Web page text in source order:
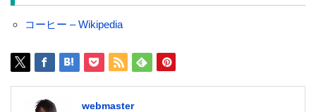
コーヒー – Wikipedia
webmaster